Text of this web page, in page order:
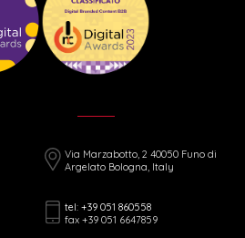
Via Marzabotto, 2 40050 Funo di
Argelato Bologna, Italy
tel: +39 051 860558
fax +39 051 6647859